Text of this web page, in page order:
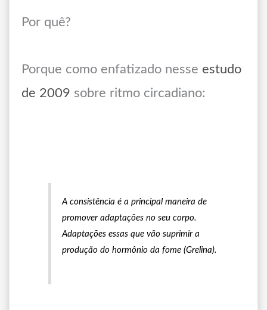
Por quê?
Porque como enfatizado nesse estudo
de 2009 sobre ritmo circadiano:
A consistência é a principal maneira de
promover adaptações no seu corpo.
Adaptações essas que vão suprimir a
produção do hormônio da fome (Grelina).